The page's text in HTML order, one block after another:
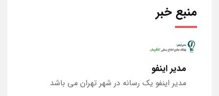
منبع خبر
مدیر اینفو
مدیر اینفو یک رسانه در شهر تهران می باشد